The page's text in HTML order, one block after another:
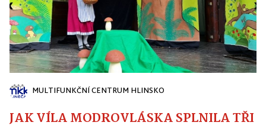
MULTIFUNKČNÍ CENTRUM HLINSKO
JAK VÍLA MODROVLÁSKA SPLNILA